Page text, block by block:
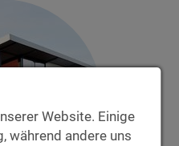
Website. Einige
während andere uns